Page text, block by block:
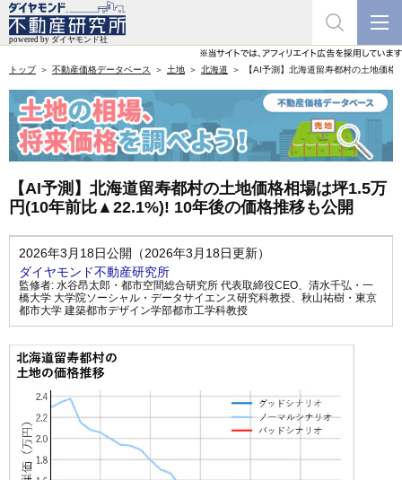
トップ 不動産価格データベース 土地 北海道 【AI予測】北海道留寿都村の土地価
【AI予測】北海道留寿都村の土地価格相場は坪1.5万
円(10年前比▲22.1%)! 10年後の価格推移も公開
2026年3月18日公開（2026年3月18日更新）
ダイヤモンド不動産研究所
監修者: 水谷昂太郎・都市空間総合研究所 代表取締役CEO、 清水千弘・一
橋大学 大学院ソーシャル・データサイエンス研究科教授、 秋山祐樹・東京
都市大学 建築都市デザイン学部都市工学科教授